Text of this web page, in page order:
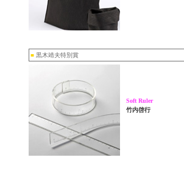
■ 黒木靖夫特別賞
Soft Ruler
竹内啓行